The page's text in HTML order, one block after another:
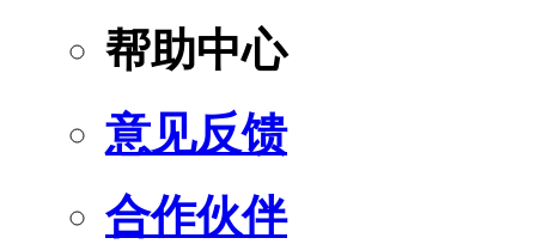
帮助中心
意见反馈
合作伙伴